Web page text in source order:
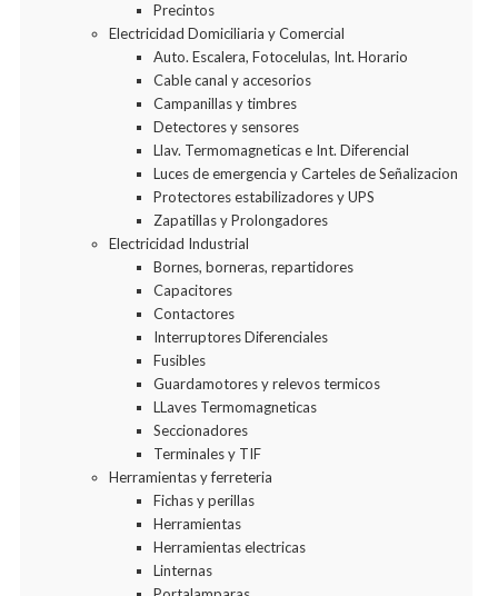
Precintos
Electricidad Domiciliaria y Comercial
Auto. Escalera, Fotocelulas, Int. Horario
Cable canal y accesorios
Campanillas y timbres
Detectores y sensores
Llav. Termomagneticas e Int. Diferencial
Luces de emergencia y Carteles de Señalizacion
Protectores estabilizadores y UPS
Zapatillas y Prolongadores
Electricidad Industrial
Bornes, borneras, repartidores
Capacitores
Contactores
Interruptores Diferenciales
Fusibles
Guardamotores y relevos termicos
LLaves Termomagneticas
Seccionadores
Terminales y TIF
Herramientas y ferreteria
Fichas y perillas
Herramientas
Herramientas electricas
Linternas